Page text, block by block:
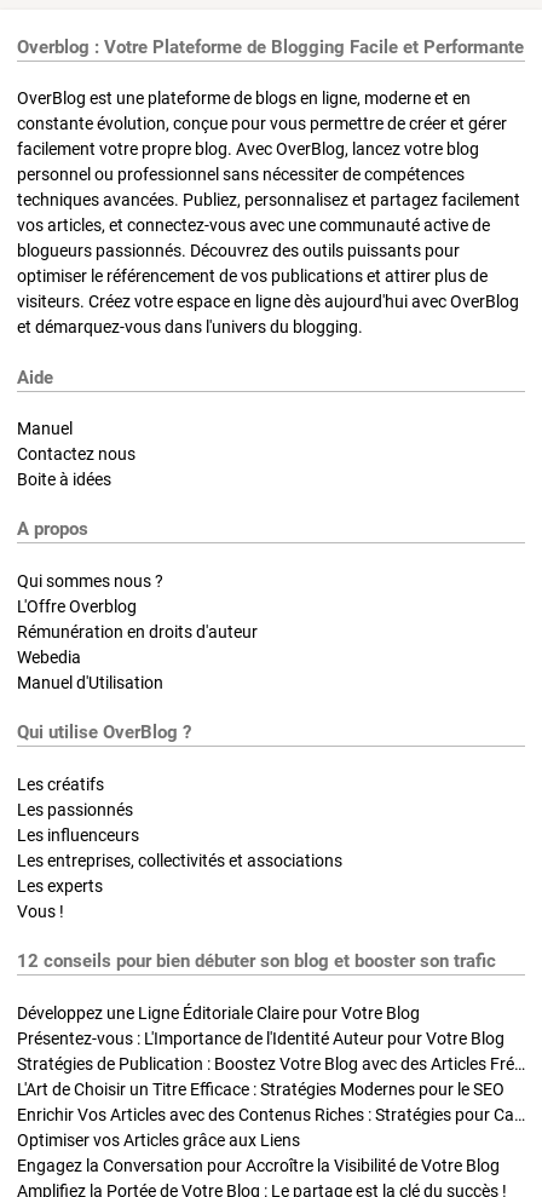
Overblog : Votre Plateforme de Blogging Facile et Performante
OverBlog est une plateforme de blogs en ligne, moderne et en
constante évolution, conçue pour vous permettre de créer et gérer
facilement votre propre blog. Avec OverBlog, lancez votre blog
personnel ou professionnel sans nécessiter de compétences
techniques avancées. Publiez, personnalisez et partagez facilement
vos articles, et connectez-vous avec une communauté active de
blogueurs passionnés. Découvrez des outils puissants pour
optimiser le référencement de vos publications et attirer plus de
visiteurs. Créez votre espace en ligne dès aujourd'hui avec OverBlog
et démarquez-vous dans l'univers du blogging.
Aide
Manuel
Contactez nous
Boite à idées
A propos
Qui sommes nous ?
L'Offre Overblog
Rémunération en droits d'auteur
Webedia
Manuel d'Utilisation
Qui utilise OverBlog ?
Les créatifs
Les passionnés
Les influenceurs
Les entreprises, collectivités et associations
Les experts
Vous !
12 conseils pour bien débuter son blog et booster son trafic
Développez une Ligne Éditoriale Claire pour Votre Blog
Présentez-vous : L'Importance de l'Identité Auteur pour Votre Blog
Stratégies de Publication : Boostez Votre Blog avec des Articles Fréquents et Exclusifs
L'Art de Choisir un Titre Efficace : Stratégies Modernes pour le SEO
Enrichir Vos Articles avec des Contenus Riches : Stratégies pour Captiver et Optimiser
Optimiser vos Articles grâce aux Liens
Engagez la Conversation pour Accroître la Visibilité de Votre Blog
Amplifiez la Portée de Votre Blog : Le partage est la clé du succès !